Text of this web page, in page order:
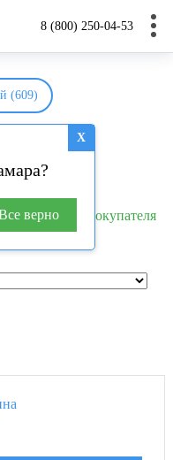
8 (800) 250-04-53
ДОМА И
X
верно
(609)
чтобы найти покупателя